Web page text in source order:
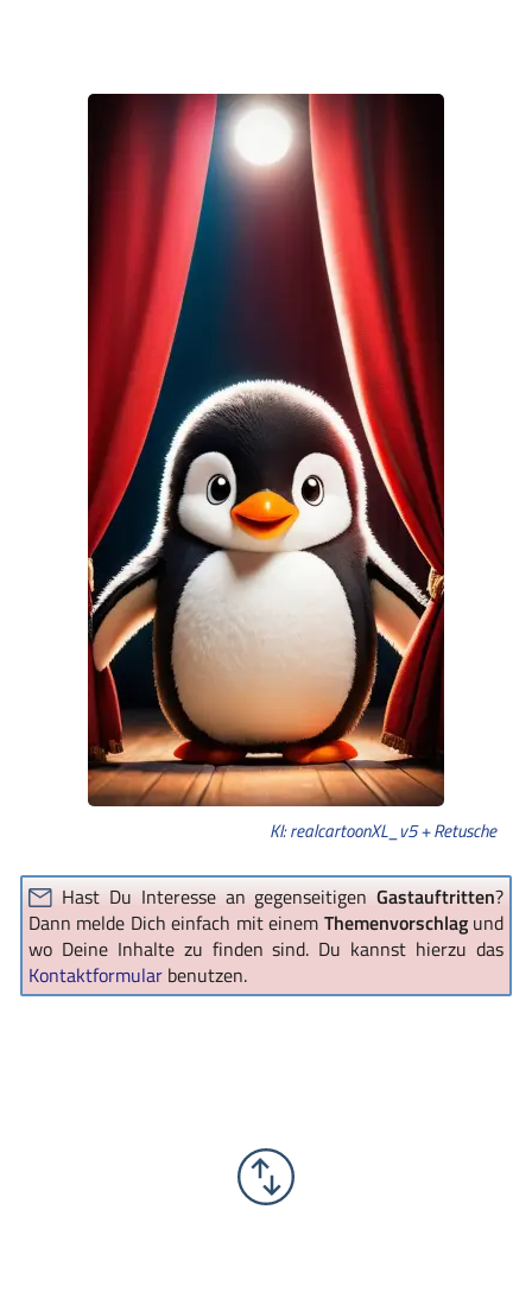
KI: realcartoonXL_v5 + Retusche
Hast Du Interesse an gegenseitigen Gastauftritten?
Dann melde Dich einfach mit einem Themenvorschlagund
wo Deine Inhalte zu finden sind. Du kannst hierzu das
Kontaktformular benutzen.